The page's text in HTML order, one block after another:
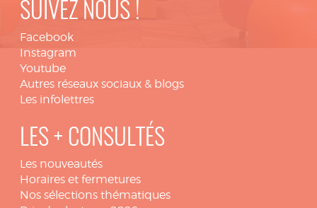
SUIVEZ NOUS !
Facebook
Instagram
Youtube
Autres réseaux sociaux & blogs
Les infolettres
LES + CONSULTÉS
Les nouveautés
Horaires et fermetures
Nos sélections thématiques